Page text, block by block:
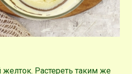
Растереть таким же